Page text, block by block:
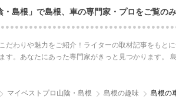
・島根」で島根、車の専門家・プロをご覧の
だわりや魅力をご紹介！ライターの取材記事をもと
す。あなたにあった専門家がきっと見つかります。
マイベストプロ山陰・島根 島根の趣味 島根の